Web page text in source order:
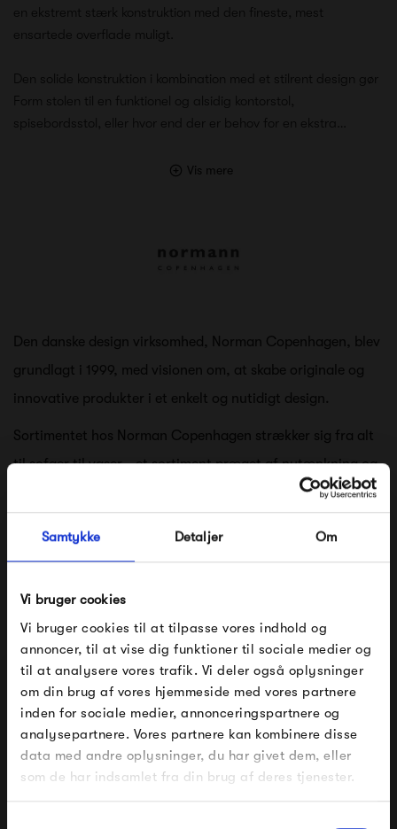
Samtykke Detaljer Om
Vi bruger cookies
Vi bruger cookies til at tilpasse vores indhold og
annoncer, til at vise dig funktioner til sociale medier og
til at analysere vores trafik. Vi deler også oplysninger
om din brug af vores hjemmeside med vores partnere
inden for sociale medier, annonceringspartnere og
analysepartnere. Vores partnere kan kombinere disse
data med andre oplysninger, du har givet dem, eller
som de har indsamlet fra din brug af deres tjenester.
en ekstremt stærk konstruktion med den fineste, mest
ensartede overflade muligt.
Den solide konstruktion i kombination med et stilrent design gør
Form stolen til en funktionel og alsidig kontorstol,
spisebordsstol, eller hvor end der er behov for en ekstra…
Vis mere
Den danske design virksomhed, Norman Copenhagen, blev
grundlagt i 1999, med visionen om, at skabe originale og
innovative produkter i et enkelt og nutidigt design.
Sortimentet hos Norman Copenhagen strækker sig fra alt
til sofaer til vaser - et sortiment præget af nytænkning og
ønsket om at skubbe til de normative ideer indenfor
Trods det, formår Normann Copenhagen at kombinere
Se alle varer fra Normann Copenhagen
Produkter fra samme kategori
FÅ 10% PÅ DIN NÆSTE ORDRE
Indtast din e-mail, så sender vi rabatkoden til dig på
mail. Minimumsbeløb er 499 kr. for at indløse
rabatten.
Gælder ikke på produkter fra Fermob, File Under